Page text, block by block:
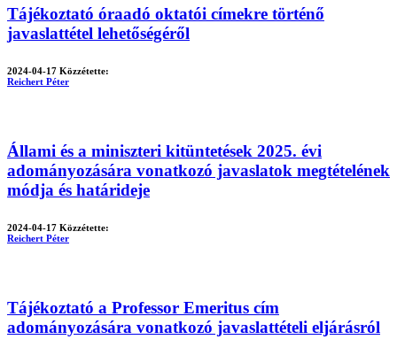
Tájékoztató óraadó oktatói címekre történő
javaslattétel lehetőségéről
2024-04-17 Közzétette:
Reichert Péter
Állami és a miniszteri kitüntetések 2025. évi
adományozására vonatkozó javaslatok megtételének
módja és határideje
2024-04-17 Közzétette:
Reichert Péter
Tájékoztató a Professor Emeritus cím
adományozására vonatkozó javaslattételi eljárásról